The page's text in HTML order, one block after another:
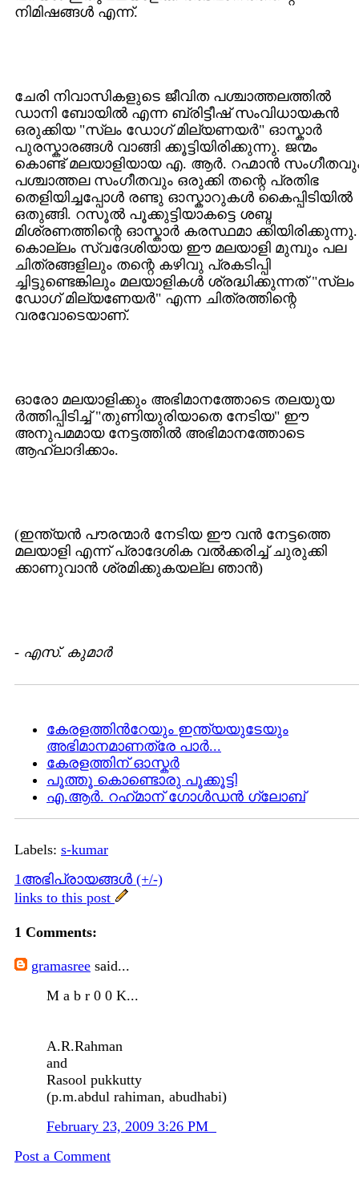
നിമിഷങ്ങള്‍ എന്ന്.
ചേരി നിവാസികളുടെ ജീവിത പശ്ചാത്തലത്തില്‍
ഡാനി ബോയില്‍ എന്ന ബ്രിട്ടീഷ്‌ സംവിധായകന്‍
ഒരുക്കിയ "സ്ലം ഡോഗ്‌ മില്യണയര്‍" ഓസ്കാര്‍
പുരസ്കാരങ്ങള്‍ വാങ്ങി ക്കൂട്ടിയിരിക്കുന്നു. ജന്മം
കൊണ്ട്‌ മലയാളിയായ എ. ആര്‍. റഹ്മാന്‍
പശ്ചാത്തല സംഗീതവും ഒരുക്കി തന്റെ പ്രതിഭ
തെളിയിച്ചപ്പോള്‍ രണ്ടു ഓസ്കാറുകള്‍ കൈപ്പിടിയില്‍
ഒതുങ്ങി. റസൂല്‍ പൂക്കുട്ടിയാകട്ടെ ശബ്ദ
മിശ്രണത്തിന്റെ ഓസ്കാര്‍ കരസ്ഥമാ ക്കിയിരിക്കുന്നു.
കൊല്ലം സ്വദേശിയായ ഈ മലയാളി മുമ്പും പല
ചിത്രങ്ങളിലും തന്റെ കഴിവു പ്രകടിപ്പി
ച്ചിട്ടുണ്ടെങ്കിലും മലയാളികള്‍ ശ്രദ്ധിക്കുന്നത്‌ "സ്ലം
ഡോഗ്‌ മില്യണേയര്‍" എന്ന ചിത്രത്തിന്റെ
വരവോടെയാണ്‌.
ഓരോ മലയാളിക്കും അഭിമാനത്തോടെ തലയുയ
ര്‍ത്തിപ്പിടിച്ച്‌ "തുണിയുരിയാതെ നേടിയ" ഈ
അനുപമമായ നേട്ടത്തില്‍ അഭിമാനത്തോടെ
ആഹ്ലാദിക്കാം.
(ഇന്ത്യന്‍ പൗരന്മാര്‍ നേടിയ ഈ വന്‍ നേട്ടത്തെ
മലയാളി എന്ന് പ്രാദേശിക വല്‍ക്കരിച്ച്‌ ചുരുക്കി
ക്കാണുവാന്‍ ശ്രമിക്കുകയല്ല ഞാന്‍)
- എസ്. കുമാര്‍
കേരളത്തിന്‍റേയും ഇന്ത്യയുടേയും
അഭിമാനമാണത്രേ പാര്‍...
കേരളത്തിന് ഓസ്കര്‍
പൂത്തൂ കൊണ്ടൊരു പൂക്കൂട്ടി
എ.ആര്‍. റഹ്‌മാന് ഗോള്‍ഡന്‍ ഗ്ലോബ്
Labels: s-kumar
1അഭിപ്രായങ്ങള്‍ (+/-)
links to this post
1 Comments:
gramasree said...
M a b r 0 0 K...
A.R.Rahman
and
Rasool pukkutty
(p.m.abdul rahiman, abudhabi)
February 23, 2009 3:26 PM
Post a Comment